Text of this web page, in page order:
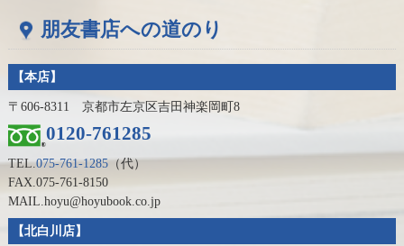
朋友書店への道のり
【本店】
〒606-8311 京都市左京区吉田神楽岡町8
0120-761285
TEL.075-761-1285（代）
FAX.075-761-8150
MAIL.hoyu@hoyubook.co.jp
【北白川店】